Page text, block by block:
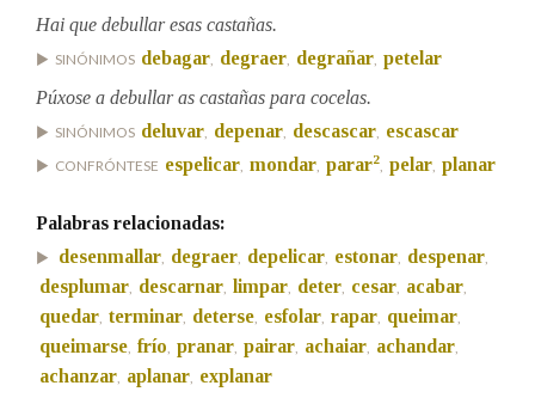
Contén
BUSCAR NO CONTIDO
Nas definicións
Nos exemplos
Na fraseoloxía
Hai que debullar esas castañas.
SINÓNIMOS debagar, degraer, degrañar, petelar
Púxose a debullar as castañas para cocelas.
SINÓNIMOS deluvar, depenar, descascar, escascar
CONFRÓNTESE espelicar, mondar, parar2, pelar, planar
Palabras relacionadas:
desenmallar, degraer, depelicar, estonar, despenar,
desplumar, descarnar, limpar, deter, cesar, acabar,
quedar, terminar, deterse, esfolar, rapar, queimar,
queimarse, frío, pranar, pairar, achaiar, achandar,
achanzar, aplanar, explanar